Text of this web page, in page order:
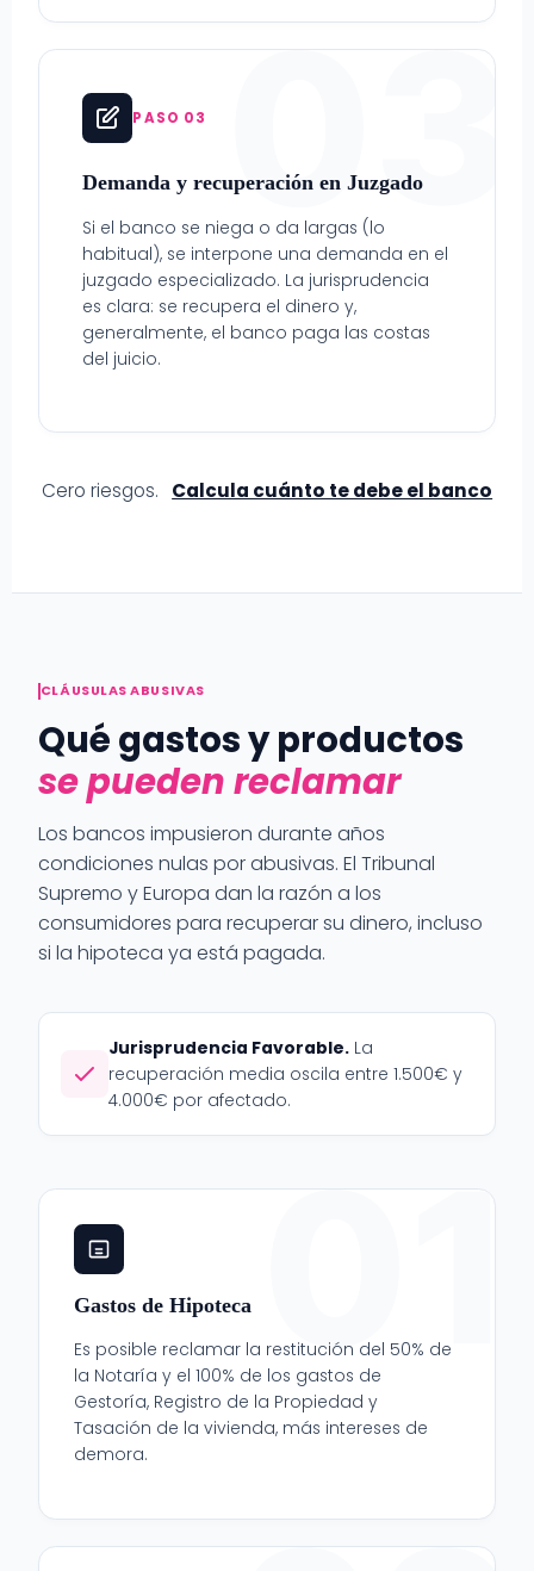
03
PASO 03
Demanda y recuperación en Juzgado
Si el banco se niega o da largas (lo
habitual), se interpone una demanda en el
juzgado especializado. La jurisprudencia
es clara: se recupera el dinero y,
generalmente, el banco paga las costas
del juicio.
Cero riesgos. Calcula cuánto te debe el banco
CLÁUSULAS ABUSIVAS
Qué gastos y productos
se pueden reclamar
Los bancos impusieron durante años
condiciones nulas por abusivas. El Tribunal
Supremo y Europa dan la razón a los
consumidores para recuperar su dinero, incluso
si la hipoteca ya está pagada.
Jurisprudencia Favorable. La
recuperación media oscila entre 1.500€ y
4.000€ por afectado.
01
Gastos de Hipoteca
Es posible reclamar la restitución del 50% de
la Notaría y el 100% de los gastos de
Gestoría, Registro de la Propiedad y
Tasación de la vivienda, más intereses de
demora.